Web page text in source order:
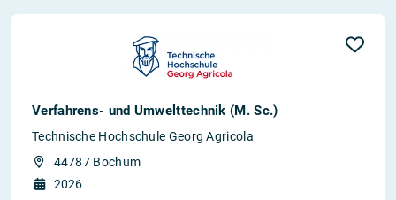
Verfahrens- und Umwelttechnik (M. Sc.)
Technische Hochschule Georg Agricola
44787 Bochum
2026